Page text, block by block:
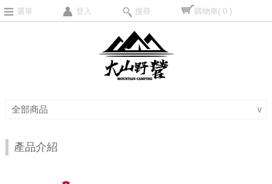
選單 登入 搜尋 購物車( 0 )
全部商品 ∨
產品介紹